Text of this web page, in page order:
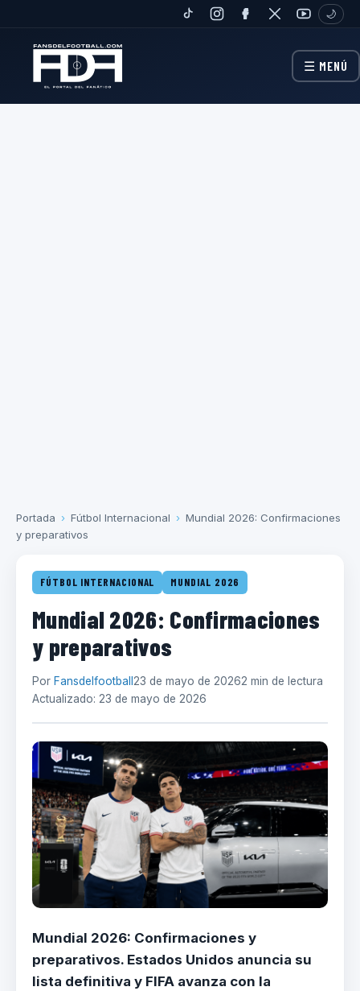
TIKTOKINSTAGRAMFANPAGETWITTERYOUTUBE
🌙
☰ MENÚ
Portada › Fútbol Internacional › Mundial 2026: Confirmaciones
y preparativos
FÚTBOL INTERNACIONAL MUNDIAL 2026
Mundial 2026: Confirmaciones
y preparativos
Por Fansdelfootball 23 de mayo de 20262 min de lectura
Actualizado: 23 de mayo de 2026
Mundial 2026: Confirmaciones y
preparativos. Estados Unidos anuncia su
lista definitiva y FIFA avanza con la